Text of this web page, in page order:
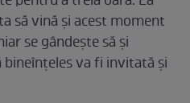
să vină și acest moment
se gândește să și
bineînțeles va fi invitată și